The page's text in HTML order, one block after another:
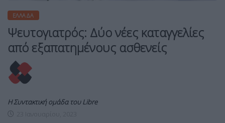
ΕΛΛΆΔΑ
Ψευτογιατρός: Δύο νέες καταγγελίες
από εξαπατημένους ασθενείς
Η Συντακτική ομάδα του Libre